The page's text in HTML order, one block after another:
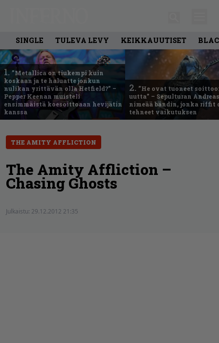
SINGLE TULEVA LEVY KEIKKAUUTISET
1. ”Metallica on tiukempi kuin
koskaan ja te haluatte jonkun
nulikan yrittävän olla Hetfield?” –
Pepper Keenan muisteli
ensimmäistä koesoittoaan hevijätin
kanssa
2. ”He ovat tuoneet
uutta” – Sepulturan
nimeää bändin, jonka riffit
tehneet vaikutuksen
THE AMITY AFFLICTION
The Amity Affliction –
Chasing Ghosts
Julkaistu: 29.12.2012 21:35